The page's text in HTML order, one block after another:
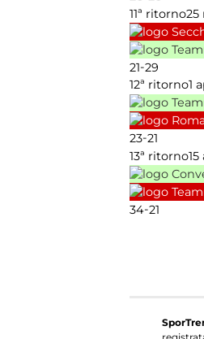
11ª ritorno25
21-29
12ª ritorno1
23-21
13ª ritorno
34-21